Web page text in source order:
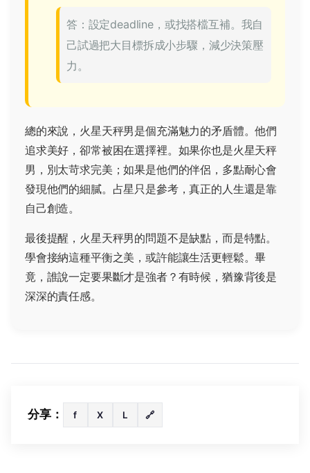
答：設定deadline，或找搭檔互補。我自
己試過把大目標拆成小步驟，減少決策壓
力。
總的來說，火星天秤男是個充滿魅力的矛盾體。他們
追求美好，卻常被困在選擇裡。如果你也是火星天秤
男，別太苛求完美；如果是他們的伴侶，多點耐心會
發現他們的細膩。占星只是參考，真正的人生還是靠
自己創造。
最後提醒，火星天秤男的問題不是缺點，而是特點。
學會接納這種平衡之美，或許能讓生活更輕鬆。畢
竟，誰說一定要果斷才是強者？有時候，猶豫背後是
深深的責任感。
分享： f X L 🔗